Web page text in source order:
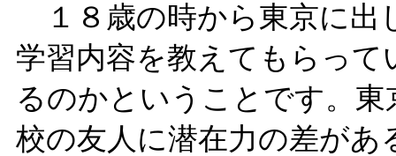
１８歳の時から東京に出
学習内容を教えてもらっ
るのかということです。
校の友人に潜在力の差が